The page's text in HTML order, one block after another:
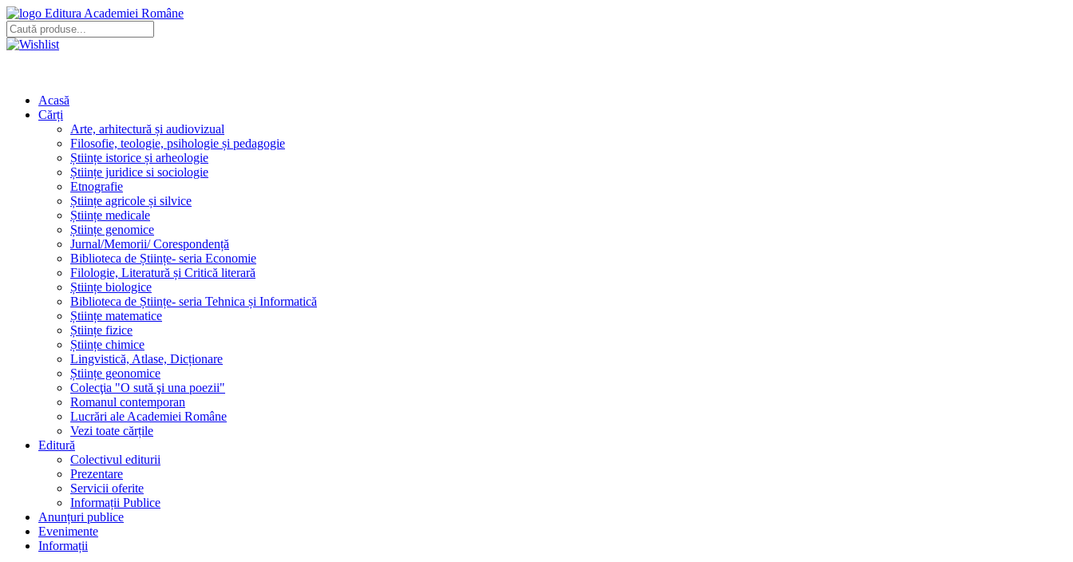
Editura Academiei Române
Acasă
Cărți
Arte, arhitectură și audiovizual
Filosofie, teologie, psihologie și pedagogie
Științe istorice și arheologie
Științe juridice si sociologie
Etnografie
Științe agricole și silvice
Științe medicale
Științe genomice
Jurnal/Memorii/ Corespondență
Biblioteca de Științe- seria Economie
Filologie, Literatură și Critică literară
Științe biologice
Biblioteca de Științe- seria Tehnica și Informatică
Științe matematice
Științe fizice
Științe chimice
Lingvistică, Atlase, Dicționare
Științe geonomice
Colecţia "O sută şi una poezii"
Romanul contemporan
Lucrări ale Academiei Române
Vezi toate cărțile
Editură
Colectivul editurii
Prezentare
Servicii oferite
Informații Publice
Anunțuri publice
Evenimente
Informații